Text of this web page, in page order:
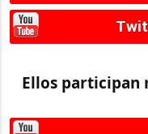
Ellos participan